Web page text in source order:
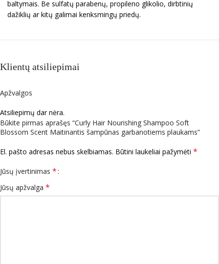
baltymais. Be sulfatų parabenų, propileno glikolio, dirbtinių
dažiklių ar kitų galimai kenksmingų priedų.
Klientų atsiliepimai
Apžvalgos
Atsiliepimų dar nėra.
Būkite pirmas aprašęs “Curly Hair Nourishing Shampoo Soft
Blossom Scent Maitinantis šampūnas garbanotiems plaukams”
El. pašto adresas nebus skelbiamas. Būtini laukeliai pažymėti *
Jūsų įvertinimas *
Jūsų apžvalga *